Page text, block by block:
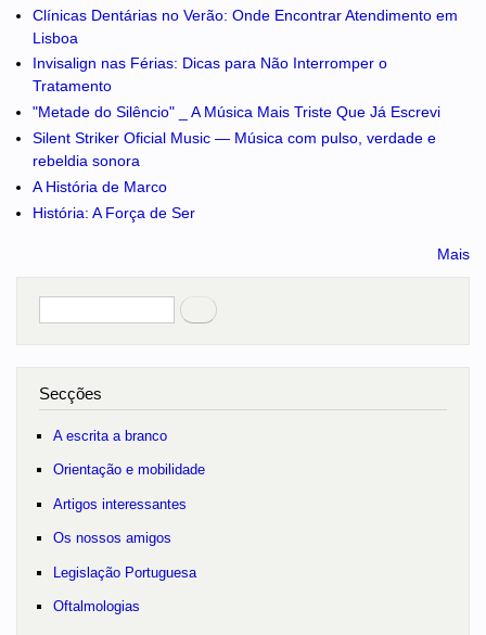
Clínicas Dentárias no Verão: Onde Encontrar Atendimento em
Lisboa
Invisalign nas Férias: Dicas para Não Interromper o
Tratamento
"Metade do Silêncio" _ A Música Mais Triste Que Já Escrevi
Silent Striker Oficial Music — Música com pulso, verdade e
rebeldia sonora
A História de Marco
História: A Força de Ser
Mais
Pesquisar
no portal
Secções
A escrita a branco
Orientação e mobilidade
Artigos interessantes
Os nossos amigos
Legislação Portuguesa
Oftalmologias